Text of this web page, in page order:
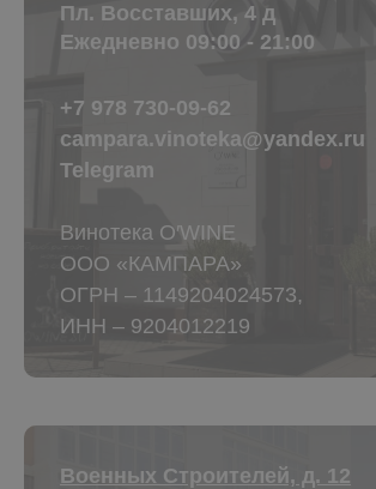
Пл. Восставших, 4 д
Ежедневно 09:00 - 21:00
+7 978 730-09-62
campara.vinoteka@yandex.ru
Telegram
Винотека O′WINE
ООО «КАМПАРА»
ОГРН – 1149204024573,
ИНН – 9204012219
Военных Строителей, д. 12